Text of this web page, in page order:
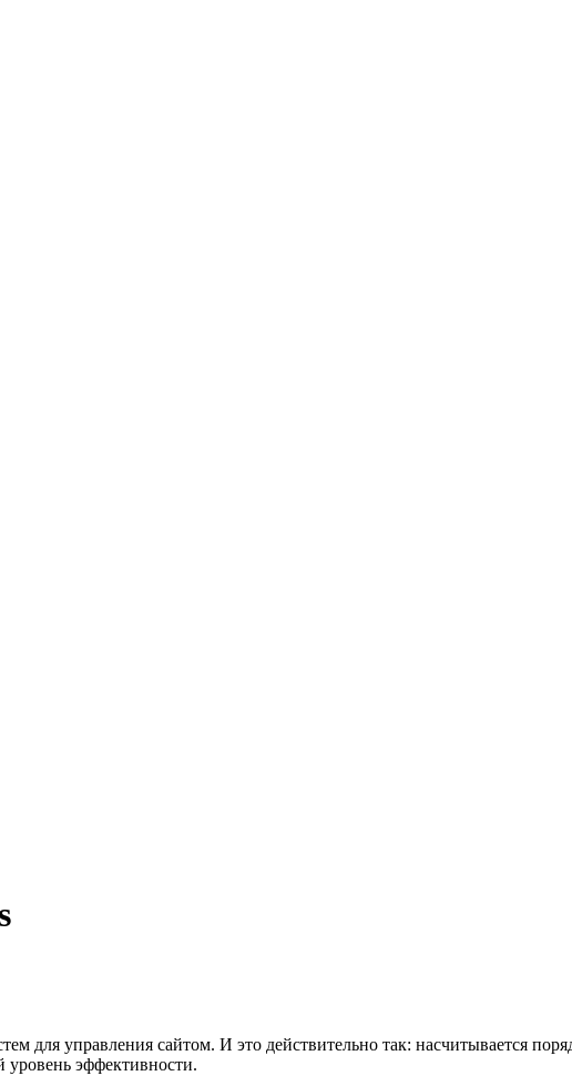
для управления сайтом. И это действительно так: насчитывается
уровень эффективности.